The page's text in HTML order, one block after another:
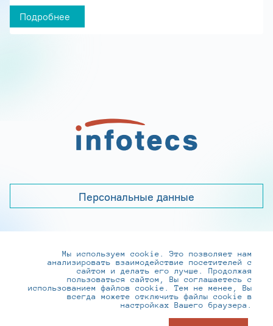
Подробнее
Персональные данные
+7 (495) 737-6192, 8-800-250-0-260
practice@infotecs.ru,hr@infotecs.ru
127273, г. Москва, Отрадная ул., 2Б строение 1
Мы используем cookie. Это позволяет нам
анализировать взаимодействие посетителей с
сайтом и делать его лучше. Продолжая
пользоваться сайтом, Вы соглашаетесь с
использованием файлов cookie. Тем не менее, Вы
всегда можете отключить файлы cookie в
настройках Вашего браузера.